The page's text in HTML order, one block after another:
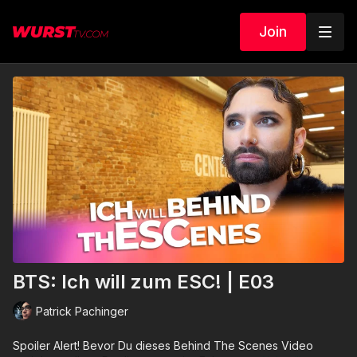
Join
BTS: Ich will zum ESC! | E03
Patrick Pachinger
Spoiler Alert! Bevor Du dieses Behind The Scenes Video